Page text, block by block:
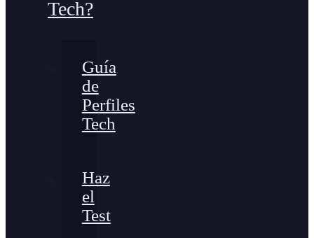
Tech?
Guía
de
Perfiles
Tech
Haz
el
Test